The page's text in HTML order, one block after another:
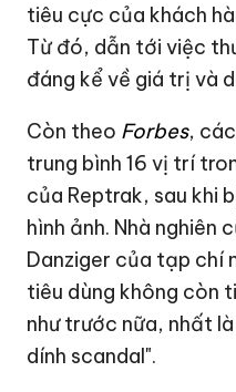
tiêu cực của khách
Từ đó, dẫn tới việc
đáng kể về giá trị và
Còn theo Forbes,
trung bình 16 vị trí
của Reptrak, sau khi
hình ảnh. Nhà nghiên
Danziger của tạp chí
tiêu dùng không còn
như trước nữa, nhất
dính scandal".